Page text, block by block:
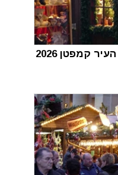
קמפטן 2026